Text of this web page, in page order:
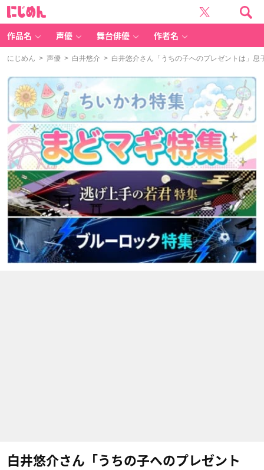
作品名 声優 舞台俳優 作者名
にじめん > 声優 > 白井悠介 > 白井悠介さん「うちの子へのプレゼントは」
白井悠介さん「うちの子へのプレゼント